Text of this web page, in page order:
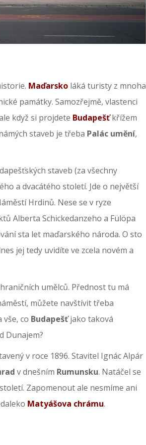
Maďarsko láká turisty z mnoha
památky. Samozřejmě, vlastenci
když si projdete Budapešť křížem
staveb je třeba Palác umění,
staveb (za všechny
a dvacátého století. Jde o největší
Hrdinů. Nese se v ryze
Alberta Schickedanzeho a Fülöpa
sta let maďarského národa. O sto
jej tedy uvidíte ve zcela novém a
umělců. Přednost tu má
můžete navštívit třeba
vše, co Budapešťjako taková
Dunajem?
v roce 1896. Stavitel Ignác Alpár
v dnešním Rumunsku. Natáčel se
Zapomenout ale nesmíme ani
Matyášova chrámu.